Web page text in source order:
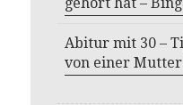
Abitur mit 30 –
von einer Mutter